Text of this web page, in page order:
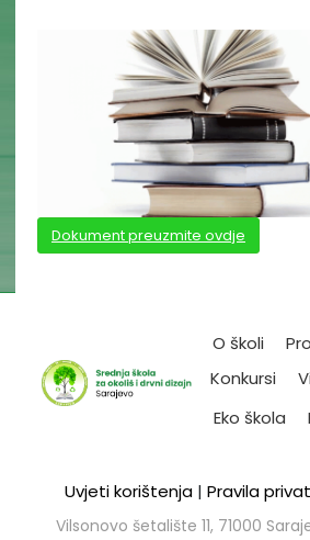
Dokument preuzmite ovdje
O školi
Konkursi
Eko škola
Uvjeti korištenja| Pravila
Vilsonovo šetalište 11, 71000